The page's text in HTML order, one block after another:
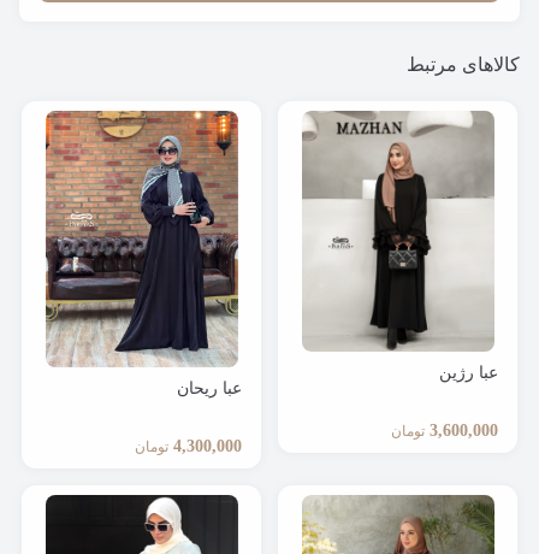
کالاهای مرتبط
عبا رژین
3,600,000 تومان
عبا ریحان
4,300,000 تومان